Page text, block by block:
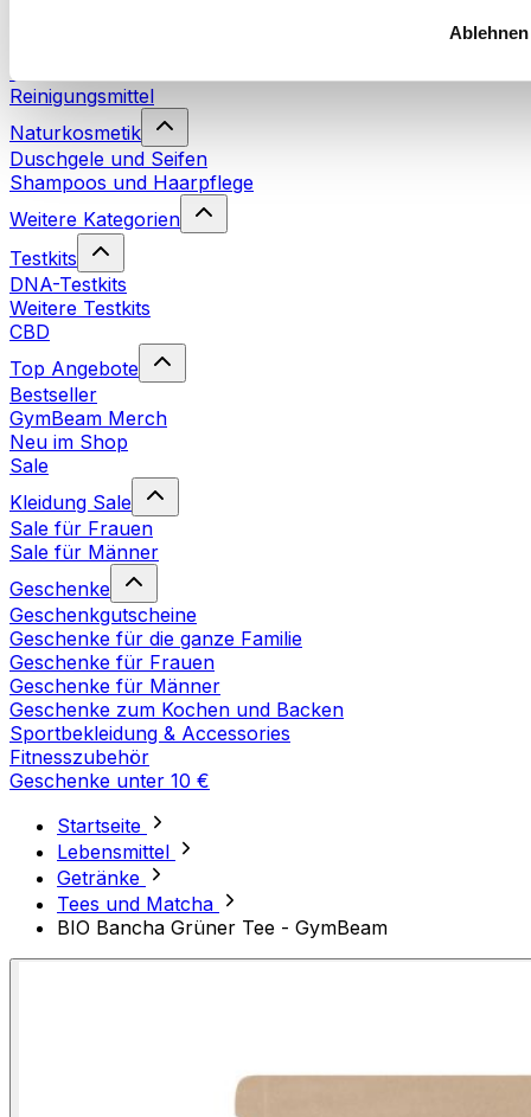
Ablehnen
Waschmittel
Reinigungsmittel
Naturkosmetik
Duschgele und Seifen
Shampoos und Haarpflege
Weitere Kategorien
Testkits
DNA-Testkits
Weitere Testkits
CBD
Top Angebote
Bestseller
GymBeam Merch
Neu im Shop
Sale
Kleidung Sale
Sale für Frauen
Sale für Männer
Geschenke
Geschenkgutscheine
Geschenke für die ganze Familie
Geschenke für Frauen
Geschenke für Männer
Geschenke zum Kochen und Backen
Sportbekleidung & Accessories
Fitnesszubehör
Geschenke unter 10 €
Startseite
Lebensmittel
Getränke
Tees und Matcha
BIO Bancha Grüner Tee - GymBeam